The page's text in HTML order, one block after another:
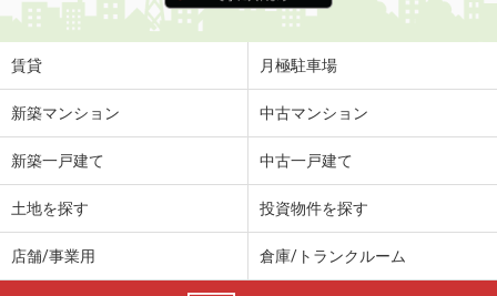
賃貸 月極駐車場
新築マンション 中古マンション
新築一戸建て 中古一戸建て
土地を探す 投資物件を探す
店舗/事業用 倉庫/トランクルーム